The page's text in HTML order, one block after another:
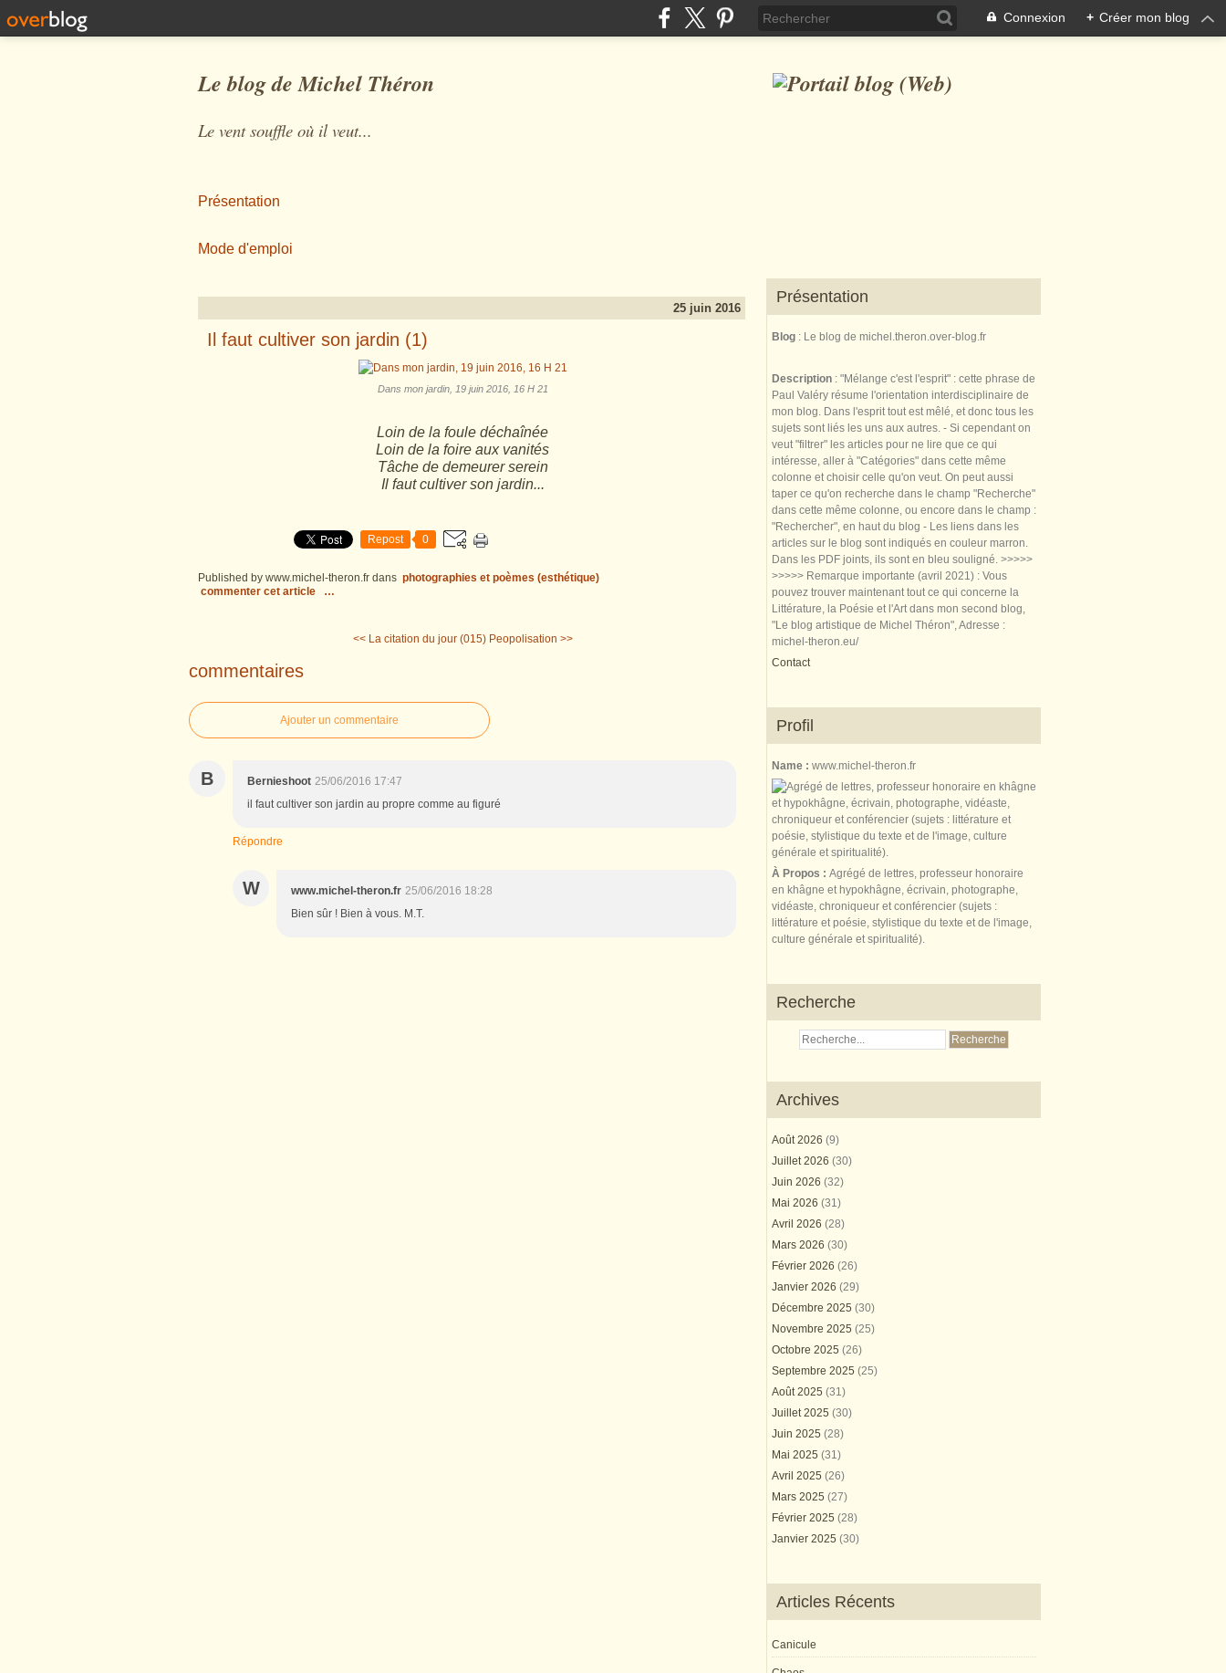
Connexion + Créer mon blog
Le blog de Michel Théron
Le vent souffle où il veut...
Présentation
Mode d'emploi
25 juin 2016
Il faut cultiver son jardin (1)
Dans mon jardin, 19 juin 2016, 16 H 21
Loin de la foule déchaînée
Loin de la foire aux vanités
Tâche de demeurer serein
Il faut cultiver son jardin...
Repost 0
Published by www.michel-theron.fr dans photographies et poèmes (esthétique)
commenter cet article
…
<< La citation du jour (015) Peopolisation >>
commentaires
Ajouter un commentaire
B Bernieshoot 25/06/2016 17:47
il faut cultiver son jardin au propre comme au figuré
Répondre
W www.michel-theron.fr 25/06/2016 18:28
Bien sûr ! Bien à vous. M.T.
Présentation
Blog : Le blog de michel.theron.over-blog.fr
Description : "Mélange c'est l'esprit" : cette phrase de
Paul Valéry résume l'orientation interdisciplinaire de
mon blog. Dans l'esprit tout est mêlé, et donc tous les
sujets sont liés les uns aux autres. - Si cependant on
veut "filtrer" les articles pour ne lire que ce qui
intéresse, aller à "Catégories" dans cette même
colonne et choisir celle qu'on veut. On peut aussi
taper ce qu'on recherche dans le champ "Recherche"
dans cette même colonne, ou encore dans le champ :
"Rechercher", en haut du blog - Les liens dans les
articles sur le blog sont indiqués en couleur marron.
Dans les PDF joints, ils sont en bleu souligné. >>>>>
>>>>> Remarque importante (avril 2021) : Vous
pouvez trouver maintenant tout ce qui concerne la
Littérature, la Poésie et l'Art dans mon second blog,
"Le blog artistique de Michel Théron", Adresse :
michel-theron.eu/
Contact
Profil
Name : www.michel-theron.fr
À Propos : Agrégé de lettres, professeur honoraire
en khâgne et hypokhâgne, écrivain, photographe,
vidéaste, chroniqueur et conférencier (sujets :
littérature et poésie, stylistique du texte et de l'image,
culture générale et spiritualité).
Recherche
Archives
Août 2026 (9)
Juillet 2026 (30)
Juin 2026 (32)
Mai 2026 (31)
Avril 2026 (28)
Mars 2026 (30)
Février 2026 (26)
Janvier 2026 (29)
Décembre 2025 (30)
Novembre 2025 (25)
Octobre 2025 (26)
Septembre 2025 (25)
Août 2025 (31)
Juillet 2025 (30)
Juin 2025 (28)
Mai 2025 (31)
Avril 2025 (26)
Mars 2025 (27)
Février 2025 (28)
Janvier 2025 (30)
Articles Récents
Canicule